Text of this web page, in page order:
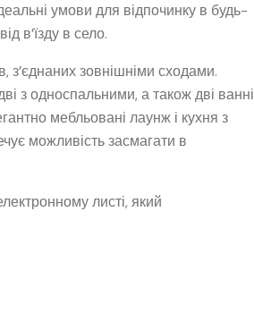
умови для відпочинку в будь-
в’їзду в село.
з’єднаних зовнішніми сходами.
з односпальними, а також дві ванні
мебльовані лаунж і кухня з
можливість засмагати в
листі, який